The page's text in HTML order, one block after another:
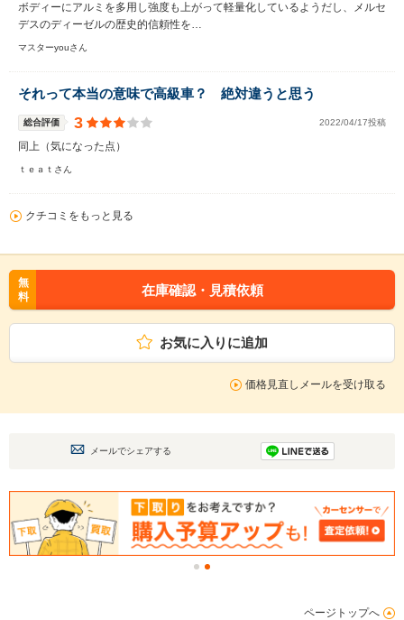
ボディーにアルミを多用し強度も上がって軽量化しているようだし、メルセ
デスのディーゼルの歴史的信頼性を…
マスターyouさん
それって本当の意味で高級車？ 絶対違うと思う
総合評価 3 2022/04/17投稿
同上（気になった点）
ｔｅａｔさん
クチコミをもっと見る
無
料
在庫確認・見積依頼
お気に入りに追加
価格見直しメールを受け取る
メールでシェアする
ページトップへ